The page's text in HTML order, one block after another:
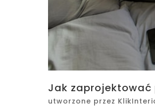
Jak zaprojektować
utworzone przez